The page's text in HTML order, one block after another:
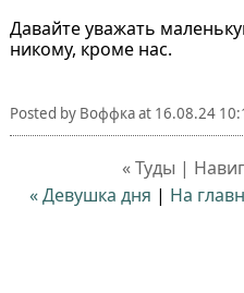
Давайте уважать
никому, кроме нас.
Posted by Воффкаat 16.08.24
« Туды |
« Девушка дня | На